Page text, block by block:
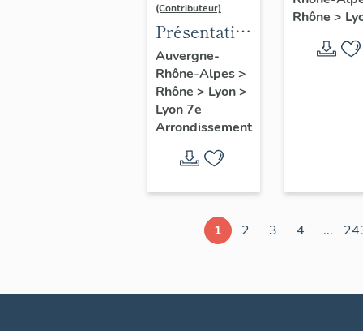
(Contributeur)
Présentation
du secteur
d'étude
Lyon
Guillotière
Auvergne-
Rhône-Alpes>
Rhône > Lyon>
Lyon 7e
Arrondissement
Lyon
Rhône >
1 2 3 4 ...